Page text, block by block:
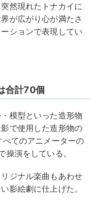
然現れたトナカイに
が広がり心が満たさ
ションで表現してい
合計70個
模型といった造形物
で使用した造形物の
てのアニメーターの
演をしている。
ジナル楽曲もあわせ
影絵劇に仕上げた。